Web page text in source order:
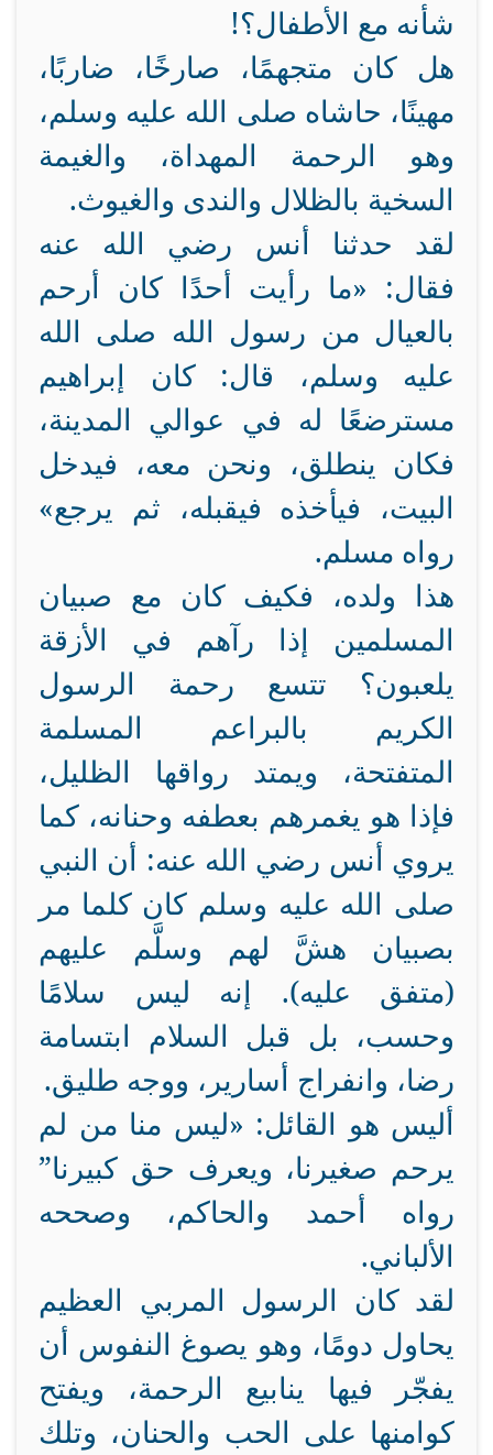
شأنه مع الأطفال؟!
هل كان متجهمًا، صارخًا، ضاربًا،
مهينًا، حاشاه صلى الله عليه وسلم،
وهو الرحمة المهداة، والغيمة
السخية بالظلال والندى والغيوث.
لقد حدثنا أنس رضي الله عنه
فقال: «ما رأيت أحدًا كان أرحم
بالعيال من رسول الله صلى الله
عليه وسلم، قال: كان إبراهيم
مسترضعًا له في عوالي المدينة،
فكان ينطلق، ونحن معه، فيدخل
البيت، فيأخذه فيقبله، ثم يرجع»
رواه مسلم.
هذا ولده، فكيف كان مع صبيان
المسلمين إذا رآهم في الأزقة
يلعبون؟ تتسع رحمة الرسول
الكريم بالبراعم المسلمة
المتفتحة، ويمتد رواقها الظليل،
فإذا هو يغمرهم بعطفه وحنانه، كما
يروي أنس رضي الله عنه: أن النبي
صلى الله عليه وسلم كان كلما مر
بصبيان هشَّ لهم وسلَّم عليهم
(متفق عليه). إنه ليس سلامًا
وحسب، بل قبل السلام ابتسامة
رضا، وانفراج أسارير، ووجه طليق.
أليس هو القائل: «ليس منا من لم
يرحم صغيرنا، ويعرف حق كبيرنا”
رواه أحمد والحاكم، وصححه
الألباني.
لقد كان الرسول المربي العظيم
يحاول دومًا، وهو يصوغ النفوس أن
يفجّر فيها ينابيع الرحمة، ويفتح
كوامنها على الحب والحنان، وتلك